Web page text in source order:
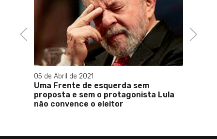
Previous
05 de Abril de 2021
Uma Frente de esquerda sem
proposta e sem o protagonista Lula
não convence o eleitor
Next